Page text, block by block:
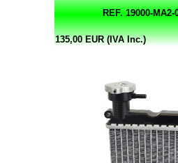
REF. 19000-MA2-
135,00 EUR (IVA Inc.)